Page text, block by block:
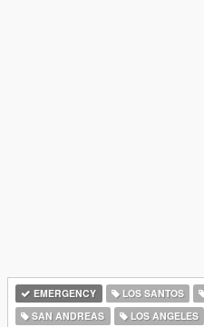
EMERGENCY LOS SANTOS
SAN ANDREAS
LOS ANGELES